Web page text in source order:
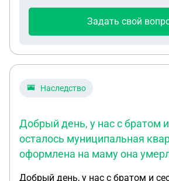
Задать свой
Наследство
Добрый день, у нас с братом
осталось муниципальная
оформлена на маму она
Добрый день, у нас с братом и